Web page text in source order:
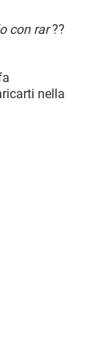
con rar??
nella